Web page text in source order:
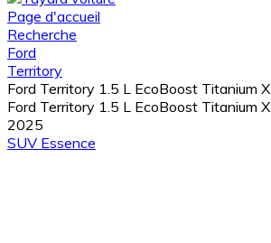
Page d'accueil
Recherche
Ford
Territory
Ford Territory 1.5 L EcoBoost Titanium X
Ford Territory 1.5 L EcoBoost Titanium X
2025
SUV Essence